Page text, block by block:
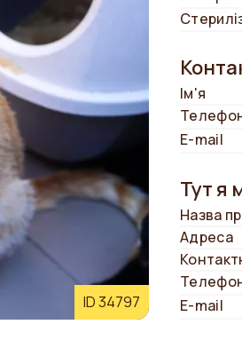
ID 34797
Ім'я
E-mail
Тут я
Назва
Адреса
E-mail